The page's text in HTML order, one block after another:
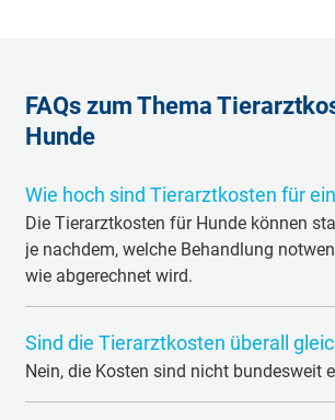
FAQs zum Thema
Hunde
Wie hoch sind Tierarztkosten für
Die Tierarztkosten für Hunde können
je nachdem, welche Behandlung
wie abgerechnet wird.
sollten rund 30 bis 45 Euro eingeplant
Impfungen liegen – insbesondere bei
höheren GOT-Satzes – schnell bei 100
Sind die Tierarztkosten überall
Nein, die Kosten sind nicht bundesweit